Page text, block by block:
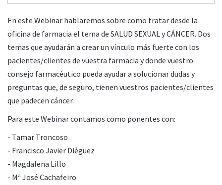
En este Webinar hablaremos sobre como tratar desde la
oficina de farmacia el tema de SALUD SEXUAL y CÁNCER. Dos
temas que ayudarán a crear un vínculo más fuerte con los
pacientes/clientes de vuestra farmacia y donde vuestro
consejo farmacéutico pueda ayudar a solucionar dudas y
preguntas que, de seguro, tienen vuestros pacientes/clientes
que padecen cáncer.
Para este Webinar contamos como ponentes con:
- Tamar Troncoso
- Francisco Javier Diéguez
- Magdalena Lillo
- Mª José Cachafeiro